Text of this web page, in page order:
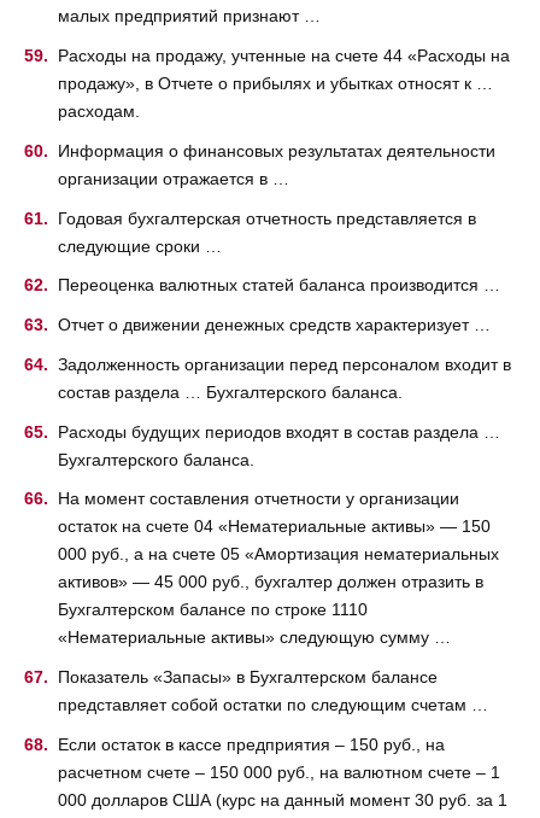
малых предприятий признают …
Расходы на продажу, учтенные на счете 44 «Расходы на
продажу», в Отчете о прибылях и убытках относят к …
расходам.
Информация о финансовых результатах деятельности
организации отражается в …
Годовая бухгалтерская отчетность представляется в
следующие сроки …
Переоценка валютных статей баланса производится …
Отчет о движении денежных средств характеризует …
Задолженность организации перед персоналом входит в
состав раздела … Бухгалтерского баланса.
Расходы будущих периодов входят в состав раздела …
Бухгалтерского баланса.
На момент составления отчетности у организации
остаток на счете 04 «Нематериальные активы» — 150
000 руб., а на счете 05 «Амортизация нематериальных
активов» — 45 000 руб., бухгалтер должен отразить в
Бухгалтерском балансе по строке 1110
«Нематериальные активы» следующую сумму …
Показатель «Запасы» в Бухгалтерском балансе
представляет собой остатки по следующим счетам …
Если остаток в кассе предприятия – 150 руб., на
расчетном счете – 150 000 руб., на валютном счете – 1
000 долларов США (курс на данный момент 30 руб. за 1